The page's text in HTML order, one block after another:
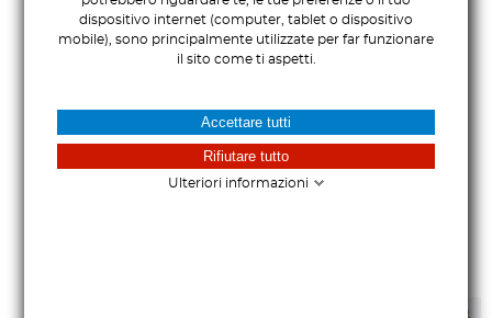
dispositivo internet (computer, tablet o dispositivo
mobile), sono principalmente utilizzate per far funzionare
il sito come ti aspetti.
Ulteriori informazioni
Accettare tutti
Rifiutare tutto